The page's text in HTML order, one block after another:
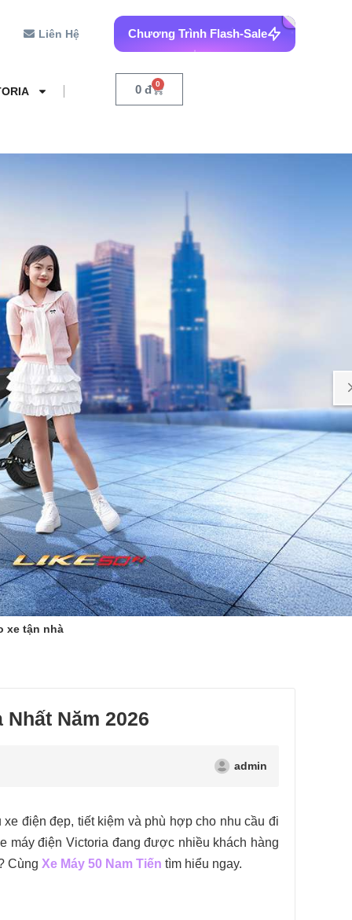
Liên Hệ Chương Trình Flash-Sale
0 đ 0
xe tận nhà
Năm 2026
admin
điện đẹp, tiết kiệm và phù hợp cho nhu cầu đi
máy điện Victoria đang được nhiều khách hàng
Cùng Xe Máy 50 Nam Tiến tìm hiểu ngay.